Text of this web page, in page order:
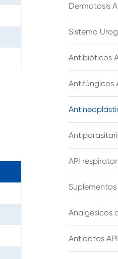
Dermatosis
Sistema
Antibióticos
Antifúngicos
API
Analgésicos
Antídotos API